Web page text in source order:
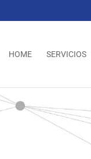
HOME SERVICIOS